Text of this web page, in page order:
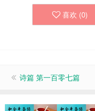
喜欢 (0)
诗篇 第一百零七篇